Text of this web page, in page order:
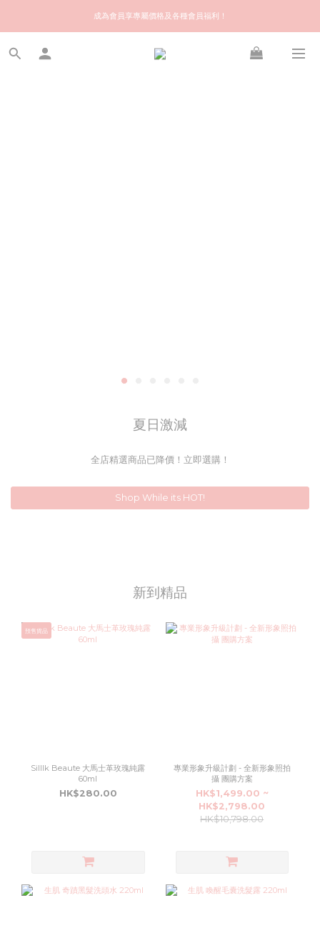
歡迎來到快樂的尋寶之旅！你可信賴的名牌中古店！優質保健美容產品推薦！
成為會員享專屬價格及各種會員福利！
會員推薦獎賞 | 推介給朋友，你和朋友都可享額外 $50 Stylekiki購物金！
夏日激減
全店精選商品已降價！立即選購！
Shop While its HOT!
新到精品
預售貨品
Silllk Beaute 大馬士革玫瑰純露
60ml
HK$280.00
專業形象升級計劃 - 全新形象照拍
攝 團購方案
HK$1,499.00 ~
HK$2,798.00
HK$10,798.00